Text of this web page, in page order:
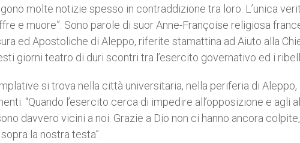
molte notizie spesso in contraddizione tra loro. L’unica
e muore”. Sono parole di suor Anne-Françoise religiosa
ed Apostoliche di Aleppo, riferite stamattina ad Aiuto alla
giorni teatro di duri scontri tra l’esercito governativo ed i
si trova nella città universitaria, nella periferia di Aleppo,
“Quando l’esercito cerca di impedire all’opposizione e agli
davvero vicini a noi. Grazie a Dio non ci hanno ancora
la nostra testa”.